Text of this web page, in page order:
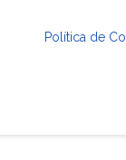
Política de